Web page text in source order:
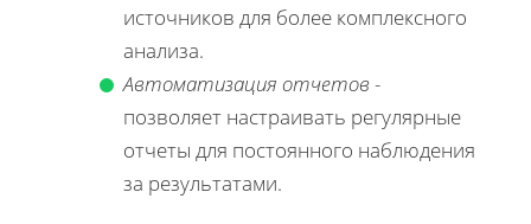
источников для более комплексного
анализа.
Автоматизация отчетов -
позволяет настраивать регулярные
отчеты для постоянного наблюдения
за результатами.